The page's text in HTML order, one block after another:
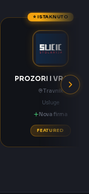
⭐ ISTAKNUTO
PROZORI I VRATA Sučić Nova Bila
Travnik
Usluge
Nova firma
FEATURED